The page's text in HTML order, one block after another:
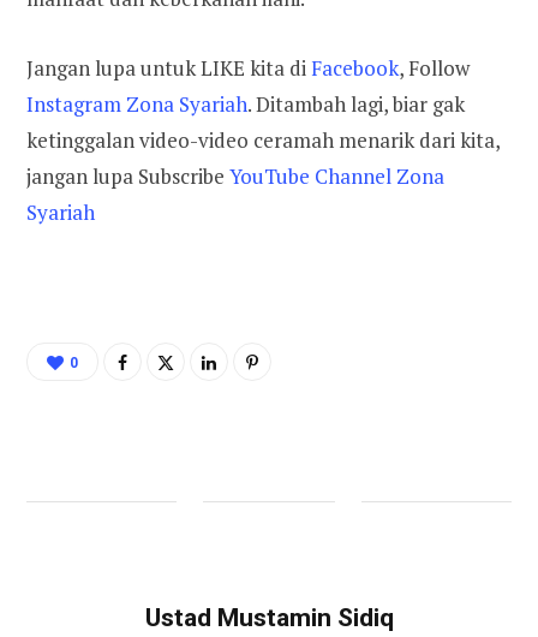
Jangan lupa untuk LIKE kita diFacebook, Follow
Instagram Zona Syariah. Ditambah lagi, biar gak
ketinggalan video-video ceramah menarik dari kita,
jangan lupa Subscribe YouTube Channel Zona
Syariah
0
Ustad Mustamin Sidiq